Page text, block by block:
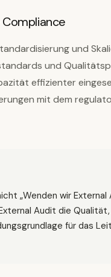
und
und
effizienter
mit dem
„Wenden wir External
Audit die
für das